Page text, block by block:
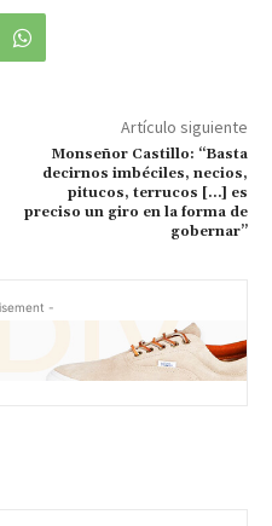
Artículo siguiente
Monseñor Castillo: “Basta
decirnos imbéciles, necios,
pitucos, terrucos […] es
preciso un giro en la forma de
gobernar”
-